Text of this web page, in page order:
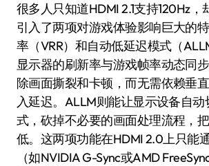
很多人只知道HDMI 2.1支持120Hz
引入了两项对游戏体验影响巨大的
率（VRR）和自动低延迟模式（
显示器的刷新率与游戏帧率动态同
除画面撕裂和卡顿，而无需依赖垂
入延迟。ALLM则能让显示设备自
式，砍掉不必要的画面处理流程，
低。这两项功能在HDMI 2.0上只能
（如NVIDIA G-Sync或AMD